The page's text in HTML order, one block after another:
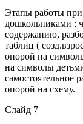
Этапы работы
дошкольниками :
содержанию,
таблиц (
опорой на
на символы
самостоятельное
опорой на схему.
Слайд 7